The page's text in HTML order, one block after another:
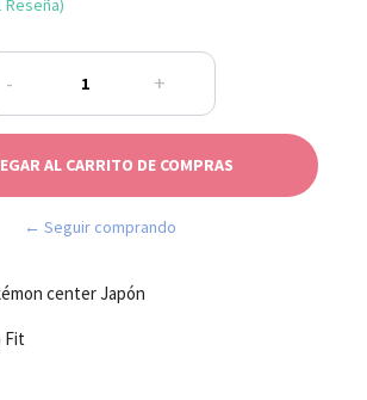
- +
← Seguir comprando
center Japón
Fit